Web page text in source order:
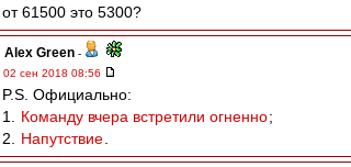
от 61500 это 5300?
Alex Green -
02 сен 2018 08:56
P.S. Официально:
1.
Команду вчера встретили огненно;
2.
Напутствие